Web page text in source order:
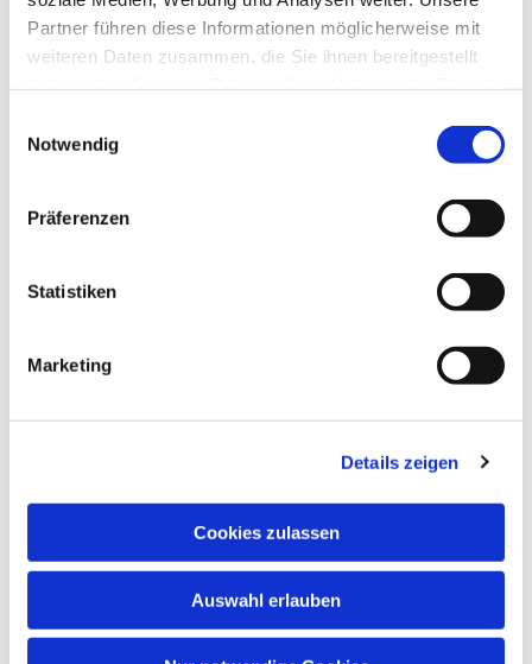
Partner führen diese Informationen möglicherweise mit
weiteren Daten zusammen, die Sie ihnen bereitgestellt
Notwendig
Präferenzen
Statistiken
Marketing
Details zeigen
Cookies zulassen
Auswahl erlauben